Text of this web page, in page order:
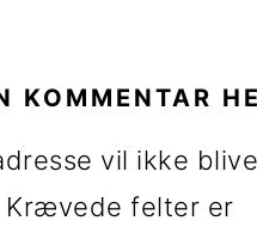
KOMMENTAR
vil ikke blive
Krævede felter er